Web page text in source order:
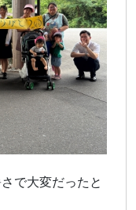
で大変だったと